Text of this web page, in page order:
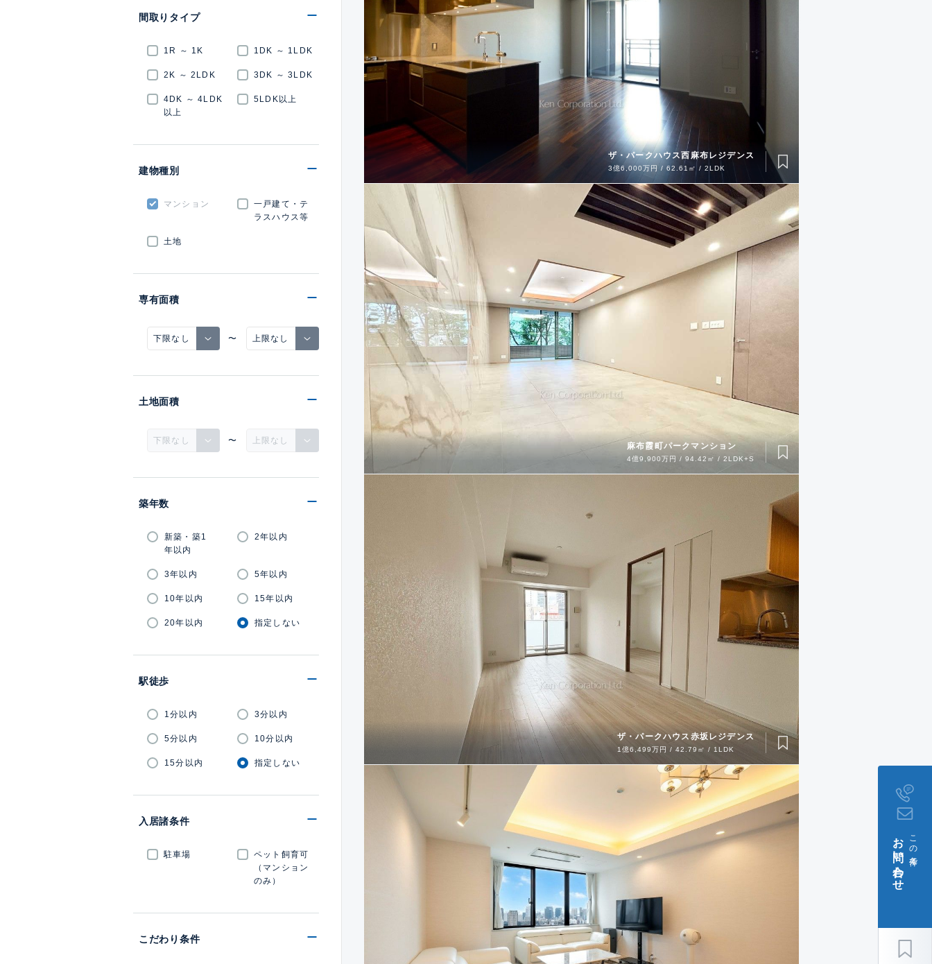
間取りタイプ
1R ～ 1K 1DK ～ 1LDK
2K ～ 2LDK 3DK ～ 3LDK
4DK ～ 4LDK
以上
5LDK以上
建物種別
マンション
一戸建て・テ
ラスハウス等
土地
専有面積
〜
土地面積
〜
築年数
新築・築1
年以内
2年以内
3年以内 5年以内
10年以内 15年以内
20年以内 指定しない
駅徒歩
1分以内 3分以内
5分以内 10分以内
15分以内 指定しない
入居諸条件
駐車場
ペット飼育可
（マンション
のみ）
こだわり条件
ザ・パークハウス西麻布レジデンス
3億6,000万円 / 62.61㎡ / 2LDK
麻布霞町パークマンション
4億9,900万円 / 94.42㎡ / 2LDK+S
ザ・パークハウス赤坂レジデンス
1億6,499万円 / 42.79㎡ / 1LDK
この条件で
お問い合わせ